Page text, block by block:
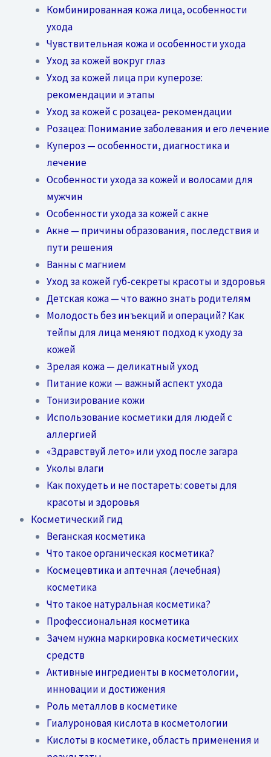
Комбинированная кожа лица, особенности
ухода
Чувствительная кожа и особенности ухода
Уход за кожей вокруг глаз
Уход за кожей лица при куперозе:
рекомендации и этапы
Уход за кожей с розацеа- рекомендации
Розацеа: Понимание заболевания и его лечение
Купероз — особенности, диагностика и
лечение
Особенности ухода за кожей и волосами для
мужчин
Особенности ухода за кожей с акне
Акне — причины образования, последствия и
пути решения
Ванны с магнием
Уход за кожей губ-секреты красоты и здоровья
Детская кожа — что важно знать родителям
Молодость без инъекций и операций? Как
тейпы для лица меняют подход к уходу за
кожей
Зрелая кожа — деликатный уход
Питание кожи — важный аспект ухода
Тонизирование кожи
Использование косметики для людей с
аллергией
«Здравствуй лето» или уход после загара
Уколы влаги
Как похудеть и не постареть: советы для
красоты и здоровья
Косметический гид
Веганская косметика
Что такое органическая косметика?
Космецевтика и аптечная (лечебная)
косметика
Что такое натуральная косметика?
Профессиональная косметика
Зачем нужна маркировка косметических
средств
Активные ингредиенты в косметологии,
инновации и достижения
Роль металлов в косметике
Гиалуроновая кислота в косметологии
Кислоты в косметике, область применения и